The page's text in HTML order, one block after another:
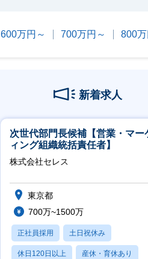
600万円～ 700万円～ 800万
新着求人
次世代部門長候補【営業・マー
ィング組織統括責任者】
株式会社セレス
東京都
700万~1500万
正社員採用 土日祝休み
休日120日以上 産休・育休あり